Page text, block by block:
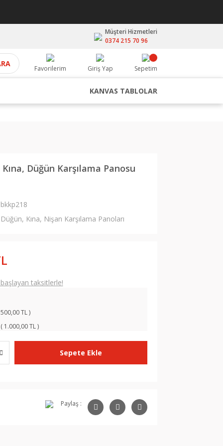
Müşteri Hizmetleri
0374 215 70 96
Favorilerim Giriş Yap Sepetim
KANVAS TABLOLAR
Düğün Karşılama Panosu
bkkp218
Düğün, Kına, Nişan Karşılama Panoları
taksitlerle!
TL )
1.000,00 TL )
Sepete Ekle
Paylaş :